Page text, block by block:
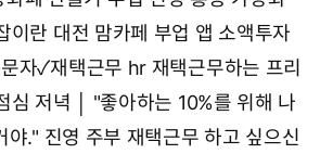
이란 대전 맘카페 부업 앱 소액투자
자✓재택근무 hr 재택근무하는 프리
심 저녁 │ "좋아하는 10%를 위해 나
야." 진영 주부 재택근무 하고 싶으신